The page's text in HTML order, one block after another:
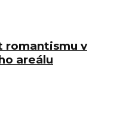
romantismu v
areálu